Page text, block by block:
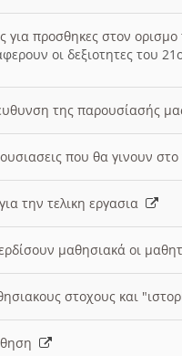
για προσθηκες στον
οι δεξιοτητες του
της παρουσίασής
που θα γινουν
την τελικη εργασια
μαθησιακά οι
στοχους και